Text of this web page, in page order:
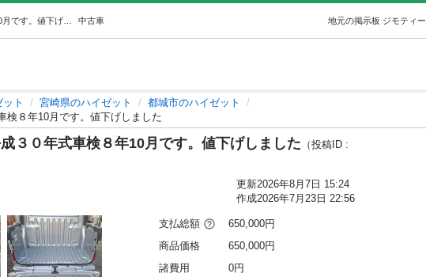
中古車 地元の掲示板 ジモティー
ト 宮崎県のハイゼット
都城市のハイゼット
８年10月です。値下げしました
３０年式車検８年10月です。値下げしました （投稿ID :
更新2026年8月7日 15:24
作成2026年7月23日 22:56
支払総額
650,000円
商品価格
650,000円
諸費用
0円